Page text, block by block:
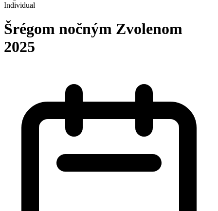
Individual
Šrégom nočným Zvolenom
2025